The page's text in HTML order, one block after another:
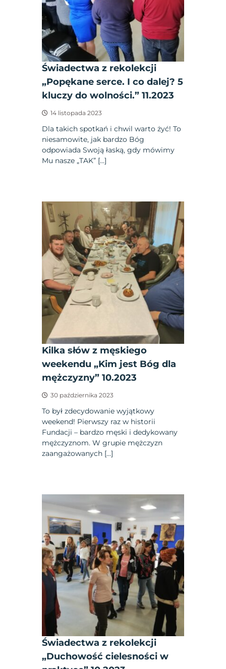
Świadectwa z rekolekcji
„Popękane serce. I co dalej? 5
kluczy do wolności.” 11.2023
14 listopada 2023
Dla takich spotkań i chwil warto żyć! To
niesamowite, jak bardzo Bóg
odpowiada Swoją łaską, gdy mówimy
Mu nasze „TAK” […]
Kilka słów z męskiego
weekendu „Kim jest Bóg dla
mężczyzny” 10.2023
30 października 2023
To był zdecydowanie wyjątkowy
weekend! Pierwszy raz w historii
Fundacji – bardzo męski i dedykowany
mężczyznom. W grupie mężczyzn
zaangażowanych […]
Świadectwa z rekolekcji
„Duchowość cielesności w